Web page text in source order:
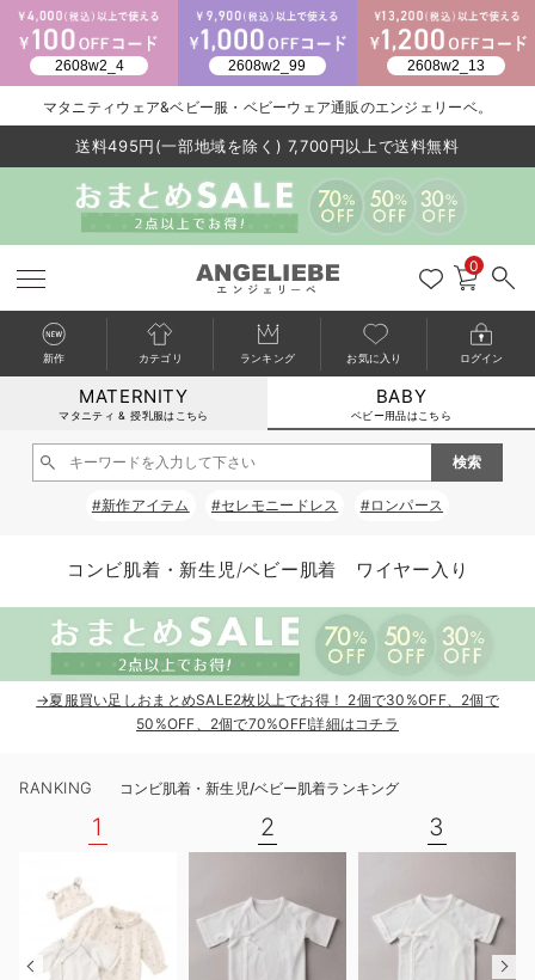
新生児服全て
ベビー服全て
ロンパース・カバーオール
ベビー ブルマ
ベビー スカート
ベビー アウター
ベビー セットアップ
スタイ・よだれかけ（新生児・ベビー）
ベビー帽子（新生児・乳児）
シーズンアイテム全て
ベビー・新生児 寝具全て
ベビーベッド・布団 （ベビー・新生児）
ベビー 雑貨全て
ベビーチェア（ハイローチェア）・ベビーラック
ベビー 雑貨 小物
ベビー安全グッズ
メモリアルグッズ
授乳・調乳・お食事
哺乳瓶
赤ちゃん 洗剤・洗濯用品・お掃除
お出かけグッズ全て
ベビー｜季節の特集全て
猛暑からベビーを守るひんやりグッズ
ベビーの動物なりきり特集
ベビー 夏のお役立ちグッズ特集
袴ロンパース特集
アウトレット全て
【アウトレット】ワンピース
【アウトレット】パジャマ
【アウトレット】インナー
特集全て
抗菌防臭加工
コットン素材
冷房対策
Tシャツブラ
ブラトップ
親子セット
快適機能ウェア特集 トップス
再入荷全て
再入荷｜インナー
戻る
送料無料アイテム全て
ワンピース
スカート
パジャマ
雑貨
ベビー
戻る
ブラキャミ おまとめ
戻る
【37周年祭セール】
【37周年祭セール】
戻る
気温差別オススメア
【15℃】3月下旬～
戻る
動きやすく着回しで
戻る
強撚スムース(コスパ
戻る
マタニティウェア
【おまとめ割】パジ
戻る
こだわりの履き心地
カジュアル
オフィス
戻る
ジャケット派
きれいめ美脚パンツ派
ツィード派
セットアップ派
戻る
出産準備応援割全て
マタニティパジャマ
戻る
【オフィスカジュア
戻る
レギンスタイプ
戻る
【フォーマル】ワン
戻る
【ベビー】長袖
戻る
ハンカチ
短肌着
セット
戻る
快適ウェア10%OFF
快適ウェア10%OFF
戻る
春のマタニティワン
セットアップ・ レイ
ジャンパースカート/
ワーク・オフィス
フォーマル / オケー
あったかアイテム｜
戻る
Gift Selection 出産
〜3,000円（税込）
10,001円（税込）〜
女の子におススメの
定番ギフト
もらって嬉しいギフト
かわいくておもしろ
何枚あっても嬉しい
戻る
冬の冷え対策インナ
薄くてあったか
保温&リカバリー
レギンス・タイツ
あったか度◎
裏起毛素材
戻る
入院準備の持ち物チ
入院してすぐ使うグ
戻る
冬のあったか特集全て
【冬のあったか特集
【冬のあったか特集
マタニティウェア&ベビー服・ベビーウェア通販のエンジェリーベ。
2026/NewArrival
送料495円(一部地域を除く) 7,700円以上で送料無料
LINE お友達登録で500円OFF click
0
新作 カテゴリ ランキング お気に入り ログイン
MATERNITY
マタニティ & 授乳服はこちら
BABY
ベビー用品はこちら
#新作アイテム #セレモニードレス #ロンパース
コンビ肌着・新生児/ベビー肌着 ワイヤー入り
→夏服買い足しおまとめSALE2枚以上でお得！ 2個で30%OFF、2個で
50%OFF、2個で70%OFF!詳細はコチラ
RANKING コンビ肌着・新生児/ベビー肌着ランキング
1 2 3
カートに入れる
閉じる